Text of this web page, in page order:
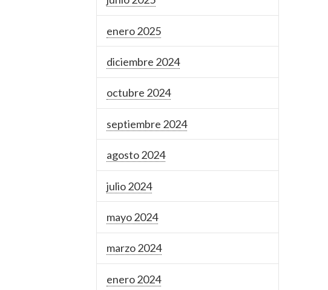
enero 2025
diciembre 2024
octubre 2024
septiembre 2024
agosto 2024
julio 2024
mayo 2024
marzo 2024
enero 2024